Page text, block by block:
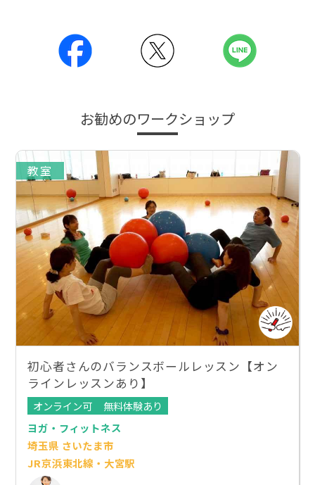
お勧めのワークショップ
教室
初心者さんのバランスボールレッスン【オン
ラインレッスンあり】
オンライン可
無料体験あり
ヨガ・フィットネス
埼玉県 さいたま市
JR京浜東北線・大宮駅